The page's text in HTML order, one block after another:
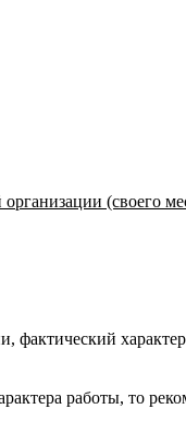
(своего
фактический
работы, то